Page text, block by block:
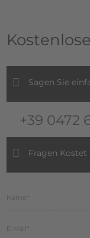
Sagen Sie
+39 0472
Fragen Kostet